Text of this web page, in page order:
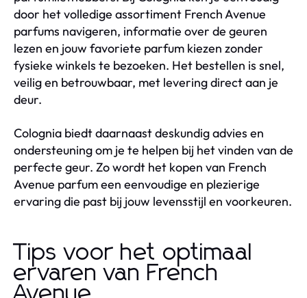
door het volledige assortiment French Avenue
parfums navigeren, informatie over de geuren
lezen en jouw favoriete parfum kiezen zonder
fysieke winkels te bezoeken. Het bestellen is snel,
veilig en betrouwbaar, met levering direct aan je
deur.
Colognia biedt daarnaast deskundig advies en
ondersteuning om je te helpen bij het vinden van de
perfecte geur. Zo wordt het kopen van French
Avenue parfum een eenvoudige en plezierige
ervaring die past bij jouw levensstijl en voorkeuren.
Tips voor het optimaal
ervaren van French